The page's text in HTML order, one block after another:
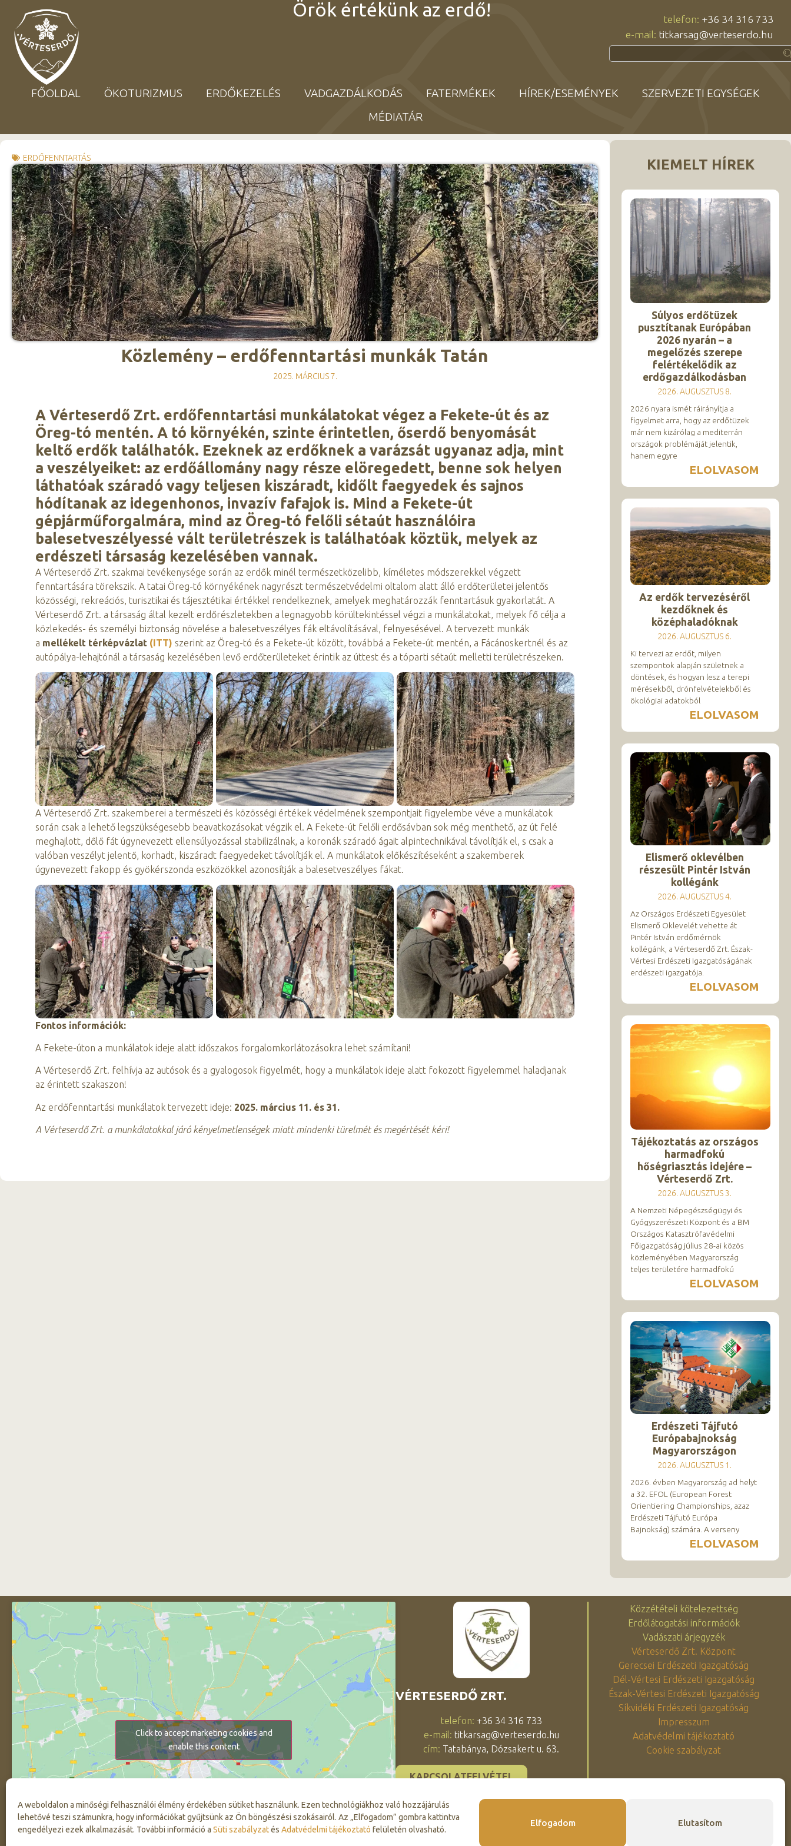
A weboldalon a minőségi felhasználói élmény érdekében sütiket használunk. Ezen technológiákhoz való hozzájárulás
lehetővé teszi számunkra, hogy információkat gyűjtsünk az Ön böngészési szokásairól. Az „Elfogadom” gombra kattintva
engedélyezi ezek alkalmazását. További információ a Süti szabályzatés Adatvédelmi tájékoztató felületén olvasható.
Elfogadom Elutasítom
Örök értékünk az erdő! telefon: +36 34 316 733
e-mail: titkarsag@verteserdo.hu
FŐOLDAL ÖKOTURIZMUS ERDŐKEZELÉS VADGAZDÁLKODÁS FATERMÉKEK HÍREK/ESEMÉNYEK
SZERVEZETI EGYSÉGEK
MÉDIATÁR
ERDŐFENNTARTÁS
Közlemény – erdőfenntartási munkák Tatán
2025. MÁRCIUS 7.
A Vérteserdő Zrt. erdőfenntartási munkálatokat végez a Fekete-út és az
Öreg-tó mentén. A tó környékén, szinte érintetlen, őserdő benyomását
keltő erdők találhatók. Ezeknek az erdőknek a varázsát ugyanaz adja, mint
a veszélyeiket: az erdőállomány nagy része elöregedett, benne sok helyen
láthatóak száradó vagy teljesen kiszáradt, kidőlt faegyedek és sajnos
hódítanak az idegenhonos, invazív fafajok is. Mind a Fekete-út
gépjárműforgalmára, mind az Öreg-tó felőli sétaút használóira
balesetveszélyessé vált területrészek is találhatóak köztük, melyek az
erdészeti társaság kezelésében vannak.
A Vérteserdő Zrt. szakmai tevékenysége során az erdők minél természetközelibb, kíméletes módszerekkel végzett
fenntartására törekszik. A tatai Öreg-tó környékének nagyrészt természetvédelmi oltalom alatt álló erdőterületei jelentős
közösségi, rekreációs, turisztikai és tájesztétikai értékkel rendelkeznek, amelyek meghatározzák fenntartásuk gyakorlatát. A
Vérteserdő Zrt. a társaság által kezelt erdőrészletekben a legnagyobb körültekintéssel végzi a munkálatokat, melyek fő célja a
közlekedés- és személyi biztonság növelése a balesetveszélyes fák eltávolításával, felnyesésével. A tervezett munkák
a mellékelt térképvázlat (ITT) szerint az Öreg-tó és a Fekete-út között, továbbá a Fekete-út mentén, a Fácánoskertnél és az
autópálya-lehajtónál a társaság kezelésében levő erdőterületeket érintik az úttest és a tóparti sétaút melletti területrészeken.
A Vérteserdő Zrt. szakemberei a természeti és közösségi értékek védelmének szempontjait figyelembe véve a munkálatok
során csak a lehető legszükségesebb beavatkozásokat végzik el. A Fekete-út felőli erdősávban sok még menthető, az út felé
meghajlott, dőlő fát úgynevezett ellensúlyozással stabilizálnak, a koronák száradó ágait alpintechnikával távolítják el, s csak a
valóban veszélyt jelentő, korhadt, kiszáradt faegyedeket távolítják el. A munkálatok előkészítéseként a szakemberek
úgynevezett fakopp és gyökérszonda eszközökkel azonosítják a balesetveszélyes fákat.
Fontos információk:
A Fekete-úton a munkálatok ideje alatt időszakos forgalomkorlátozásokra lehet számítani!
A Vérteserdő Zrt. felhívja az autósok és a gyalogosok figyelmét, hogy a munkálatok ideje alatt fokozott figyelemmel haladjanak
az érintett szakaszon!
Az erdőfenntartási munkálatok tervezett ideje: 2025. március 11. és 31.
A Vérteserdő Zrt. a munkálatokkal járó kényelmetlenségek miatt mindenki türelmét és megértését kéri!
KIEMELT HÍREK
Súlyos erdőtüzek
pusztítanak Európában
2026 nyarán – a
megelőzés szerepe
felértékelődik az
erdőgazdálkodásban
2026. AUGUSZTUS 8.
2026 nyara ismét ráirányítja a
figyelmet arra, hogy az erdőtüzek
már nem kizárólag a mediterrán
országok problémáját jelentik,
hanem egyre
ELOLVASOM
Az erdők tervezéséről
kezdőknek és
középhaladóknak
2026. AUGUSZTUS 6.
Ki tervezi az erdőt, milyen
szempontok alapján születnek a
döntések, és hogyan lesz a terepi
mérésekből, drónfelvételekből és
ökológiai adatokból
ELOLVASOM
Elismerő oklevélben
részesült Pintér István
kollégánk
2026. AUGUSZTUS 4.
Az Országos Erdészeti Egyesület
Elismerő Oklevelét vehette át
Pintér István erdőmérnök
kollégánk, a Vérteserdő Zrt. Észak-
Vértesi Erdészeti Igazgatóságának
erdészeti igazgatója.
ELOLVASOM
Tájékoztatás az országos
harmadfokú
hőségriasztás idejére –
Vérteserdő Zrt.
2026. AUGUSZTUS 3.
A Nemzeti Népegészségügyi és
Gyógyszerészeti Központ és a BM
Országos Katasztrófavédelmi
Főigazgatóság július 28-ai közös
közleményében Magyarország
teljes területére harmadfokú
ELOLVASOM
Erdészeti Tájfutó
Európabajnokság
Magyarországon
2026. AUGUSZTUS 1.
2026. évben Magyarország ad helyt
a 32. EFOL (European Forest
Orientiering Championships, azaz
Erdészeti Tájfutó Európa
Bajnokság) számára. A verseny
ELOLVASOM
Click to accept marketing cookies and
enable this content
VÉRTESERDŐ ZRT.
telefon: +36 34 316 733
e-mail: titkarsag@verteserdo.hu
cím: Tatabánya, Dózsakert u. 63.
KAPCSOLATFELVÉTEL
Közzétételi kötelezettség
Erdőlátogatási információk
Vadászati árjegyzék
Vérteserdő Zrt. Központ
Gerecsei Erdészeti Igazgatóság
Dél-Vértesi Erdészeti Igazgatóság
Észak-Vértesi Erdészeti Igazgatóság
Síkvidéki Erdészeti Igazgatóság
Impresszum
Adatvédelmi tájékoztató
Cookie szabályzat